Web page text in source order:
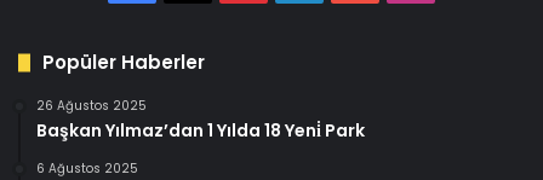
Popüler Haberler
26 Ağustos 2025
Başkan Yılmaz’dan 1 Yılda 18 Yeni̇ Park
6 Ağustos 2025